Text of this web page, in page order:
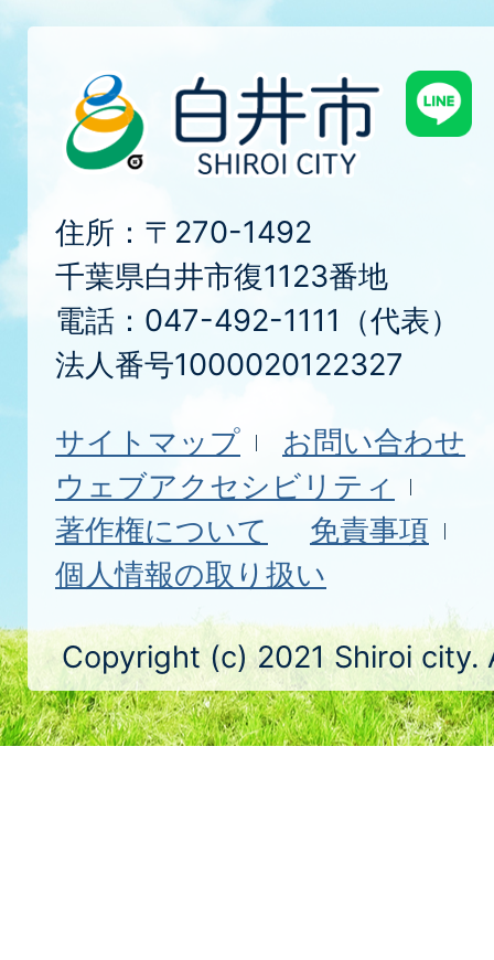
住所：〒270-1492
千葉県白井市復1123番地
電話：047-492-1111（代表）
法人番号1000020122327
サイトマップ
お問い合わせ
ウェブアクセシビリティ
著作権について
免責事項
個人情報の取り扱い
Copyright (c) 2021 Shiroi city.